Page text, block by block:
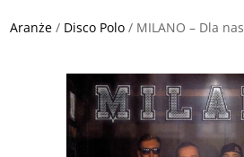
Aranże / Disco Polo / MILANO – Dla nas